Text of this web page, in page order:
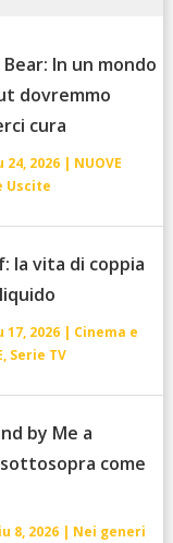
In un mondo
dovremmo
cura
24, 2026| NUOVE
Uscite
la vita di coppia
17, 2026| Cinema e
, Serie TV
by Me a
come
8, 2026| Nei generi